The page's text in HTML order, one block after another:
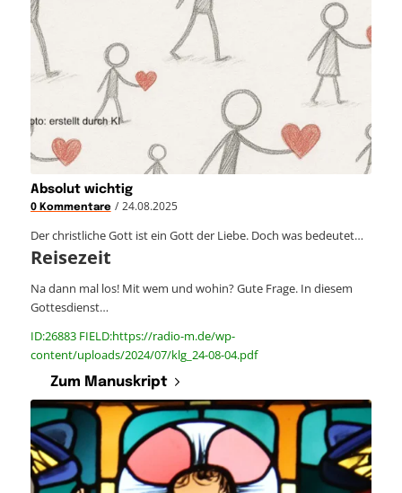
Absolut wichtig
0 Kommentare / 24.08.2025
Der christliche Gott ist ein Gott der Liebe. Doch was bedeutet…
Reisezeit
Na dann mal los! Mit wem und wohin? Gute Frage. In diesem
Gottesdienst…
ID:26883 FIELD:https://radio-m.de/wp-
content/uploads/2024/07/klg_24-08-04.pdf
Zum Manuskript